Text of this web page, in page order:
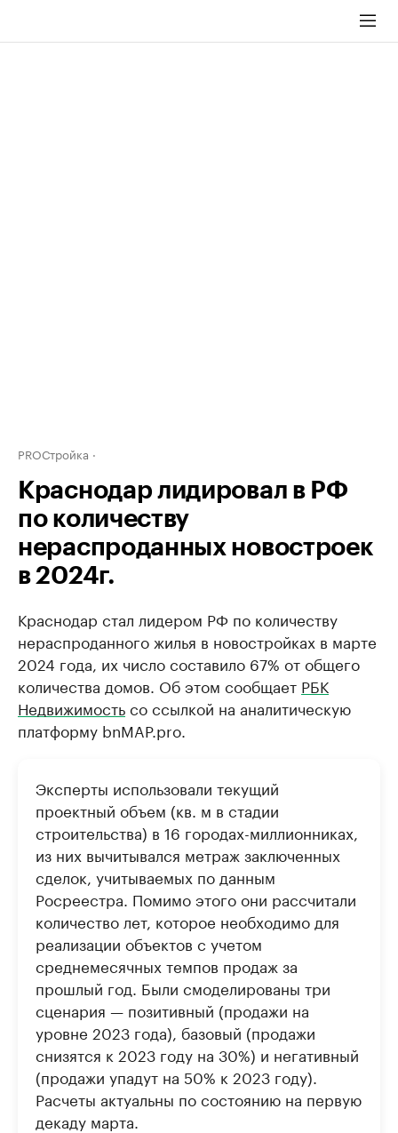
PROСтройка
Краснодар лидировал в РФ
по количеству
нераспроданных новостроек
в 2024г.
Краснодар стал лидером РФ по количеству
нераспроданного жилья в новостройках в марте
2024 года, их число составило 67% от общего
количества домов. Об этом сообщает РБК
Недвижимостьсо ссылкой на аналитическую
платформу bnMAP.pro.
Эксперты использовали текущий
проектный объем (кв. м в стадии
строительства) в 16 городах-миллионниках,
из них вычитывался метраж заключенных
сделок, учитываемых по данным
Росреестра. Помимо этого они рассчитали
количество лет, которое необходимо для
реализации объектов с учетом
среднемесячных темпов продаж за
прошлый год. Были смоделированы три
сценария — позитивный (продажи на
уровне 2023 года), базовый (продажи
снизятся к 2023 году на 30%) и негативный
(продажи упадут на 50% к 2023 году).
Расчеты актуальны по состоянию на первую
декаду марта.